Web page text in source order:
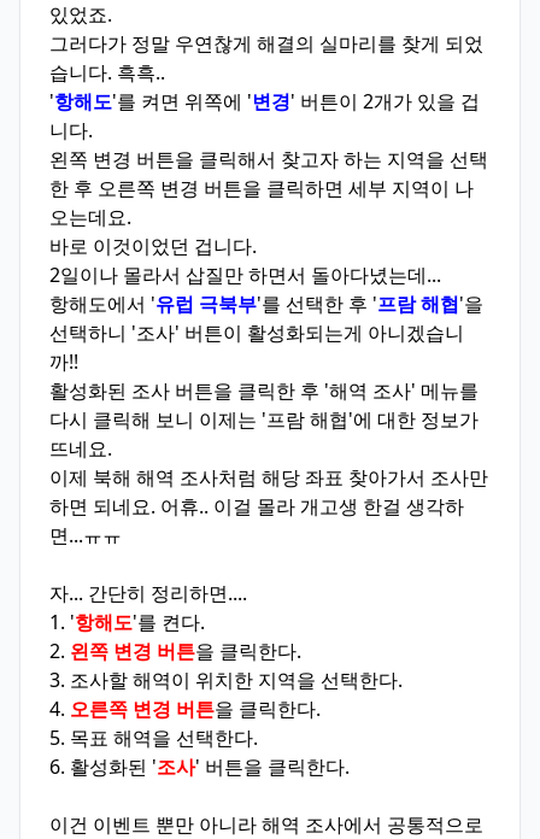
있었죠.
그러다가 정말 우연찮게 해결의 실마리를 찾게 되었
습니다. 흑흑..
'항해도'를 켜면 위쪽에 '변경' 버튼이 2개가 있을 겁
니다.
왼쪽 변경 버튼을 클릭해서 찾고자 하는 지역을 선택
한 후 오른쪽 변경 버튼을 클릭하면 세부 지역이 나
오는데요.
바로 이것이었던 겁니다.
2일이나 몰라서 삽질만 하면서 돌아다녔는데...
항해도에서 '유럽 극북부'를 선택한 후 '프람 해협'을
선택하니 '조사' 버튼이 활성화되는게 아니겠습니
까!!
활성화된 조사 버튼을 클릭한 후 '해역 조사' 메뉴를
다시 클릭해 보니 이제는 '프람 해협'에 대한 정보가
뜨네요.
이제 북해 해역 조사처럼 해당 좌표 찾아가서 조사만
하면 되네요. 어휴.. 이걸 몰라 개고생 한걸 생각하
면...ㅠㅠ
자... 간단히 정리하면....
1. '항해도'를 켠다.
2. 왼쪽 변경 버튼을 클릭한다.
3. 조사할 해역이 위치한 지역을 선택한다.
4. 오른쪽 변경 버튼을 클릭한다.
5. 목표 해역을 선택한다.
6. 활성화된 '조사' 버튼을 클릭한다.
이건 이벤트 뿐만 아니라 해역 조사에서 공통적으로